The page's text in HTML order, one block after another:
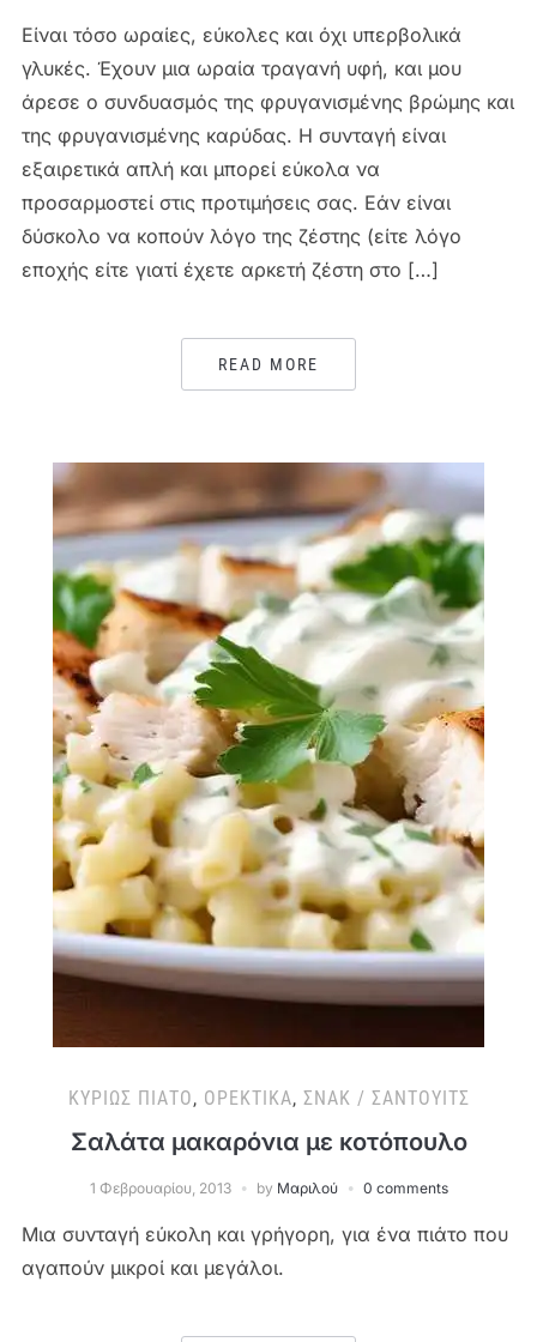
Είναι τόσο ωραίες, εύκολες και όχι υπερβολικά
γλυκές. Έχουν μια ωραία τραγανή υφή, και μου
άρεσε ο συνδυασμός της φρυγανισμένης βρώμης και
της φρυγανισμένης καρύδας. Η συνταγή είναι
εξαιρετικά απλή και μπορεί εύκολα να
προσαρμοστεί στις προτιμήσεις σας. Εάν είναι
δύσκολο να κοπούν λόγο της ζέστης (είτε λόγο
εποχής είτε γιατί έχετε αρκετή ζέστη στο […]
READ MORE
ΚΥΡΊΩΣ ΠΙΆΤΟ, ΟΡΕΚΤΙΚΆ, ΣΝΑΚ / ΣΆΝΤΟΥΙΤΣ
Σαλάτα μακαρόνια με κοτόπουλο
1 Φεβρουαρίου, 2013 by Μαριλού 0 comments
Μια συνταγή εύκολη και γρήγορη, για ένα πιάτο που
αγαπούν μικροί και μεγάλοι.